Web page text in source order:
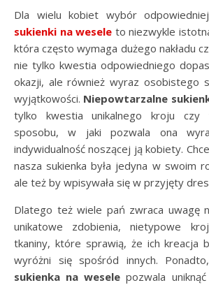
Dla wielu kobiet wybór odpowiedniej
sukienki na wesele to niezwykle
która często wymaga dużego nakładu
nie tylko kwestia odpowiedniego
okazji, ale również wyraz osobistego
wyjątkowości. Niepowtarzalne
tylko kwestia unikalnego kroju czy
sposobu, w jaki pozwala ona
indywidualność noszącej ją kobiety.
nasza sukienka była jedyna w swoim
ale też by wpisywała się w przyjęty
Dlatego też wiele pań zwraca uwagę
unikatowe zdobienia, nietypowe
tkaniny, które sprawią, że ich kreacja
wyróżni się spośród innych. Ponadto,
sukienka na weselepozwala